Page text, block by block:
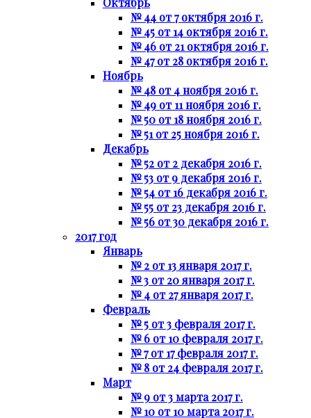
№ 44 от 7 октября 2016 г.
№ 45 от 14 октября 2016 г.
№ 46 от 21 октября 2016 г.
№ 47 от 28 октября 2016 г.
Ноябрь
№ 48 от 4 ноября 2016 г.
№ 49 от 11 ноября 2016 г.
№ 50 от 18 ноября 2016 г.
№ 51 от 25 ноября 2016 г.
Декабрь
№ 52 от 2 декабря 2016 г.
№ 53 от 9 декабря 2016 г.
№ 54 от 16 декабря 2016 г.
№ 55 от 23 декабря 2016 г.
№ 56 от 30 декабря 2016 г.
2017 год
Январь
№ 2 от 13 января 2017 г.
№ 3 от 20 января 2017 г.
№ 4 от 27 января 2017 г.
Февраль
№ 5 от 3 февраля 2017 г.
№ 6 от 10 февраля 2017 г.
№ 7 от 17 февраля 2017 г.
№ 8 от 24 февраля 2017 г.
Март
№ 9 от 3 марта 2017 г.
№ 10 от 10 марта 2017 г.